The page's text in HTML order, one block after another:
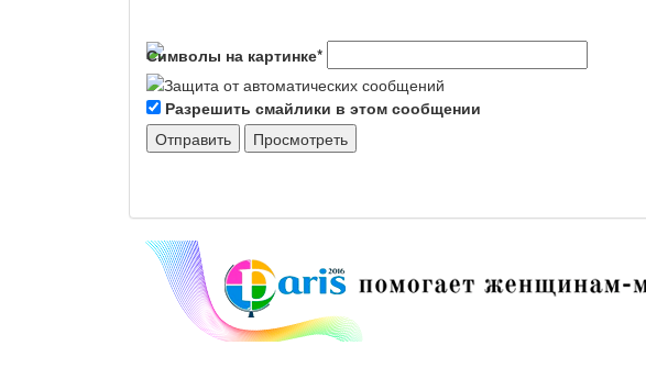
Символы на картинке*
Разрешить смайлики в этом сообщении